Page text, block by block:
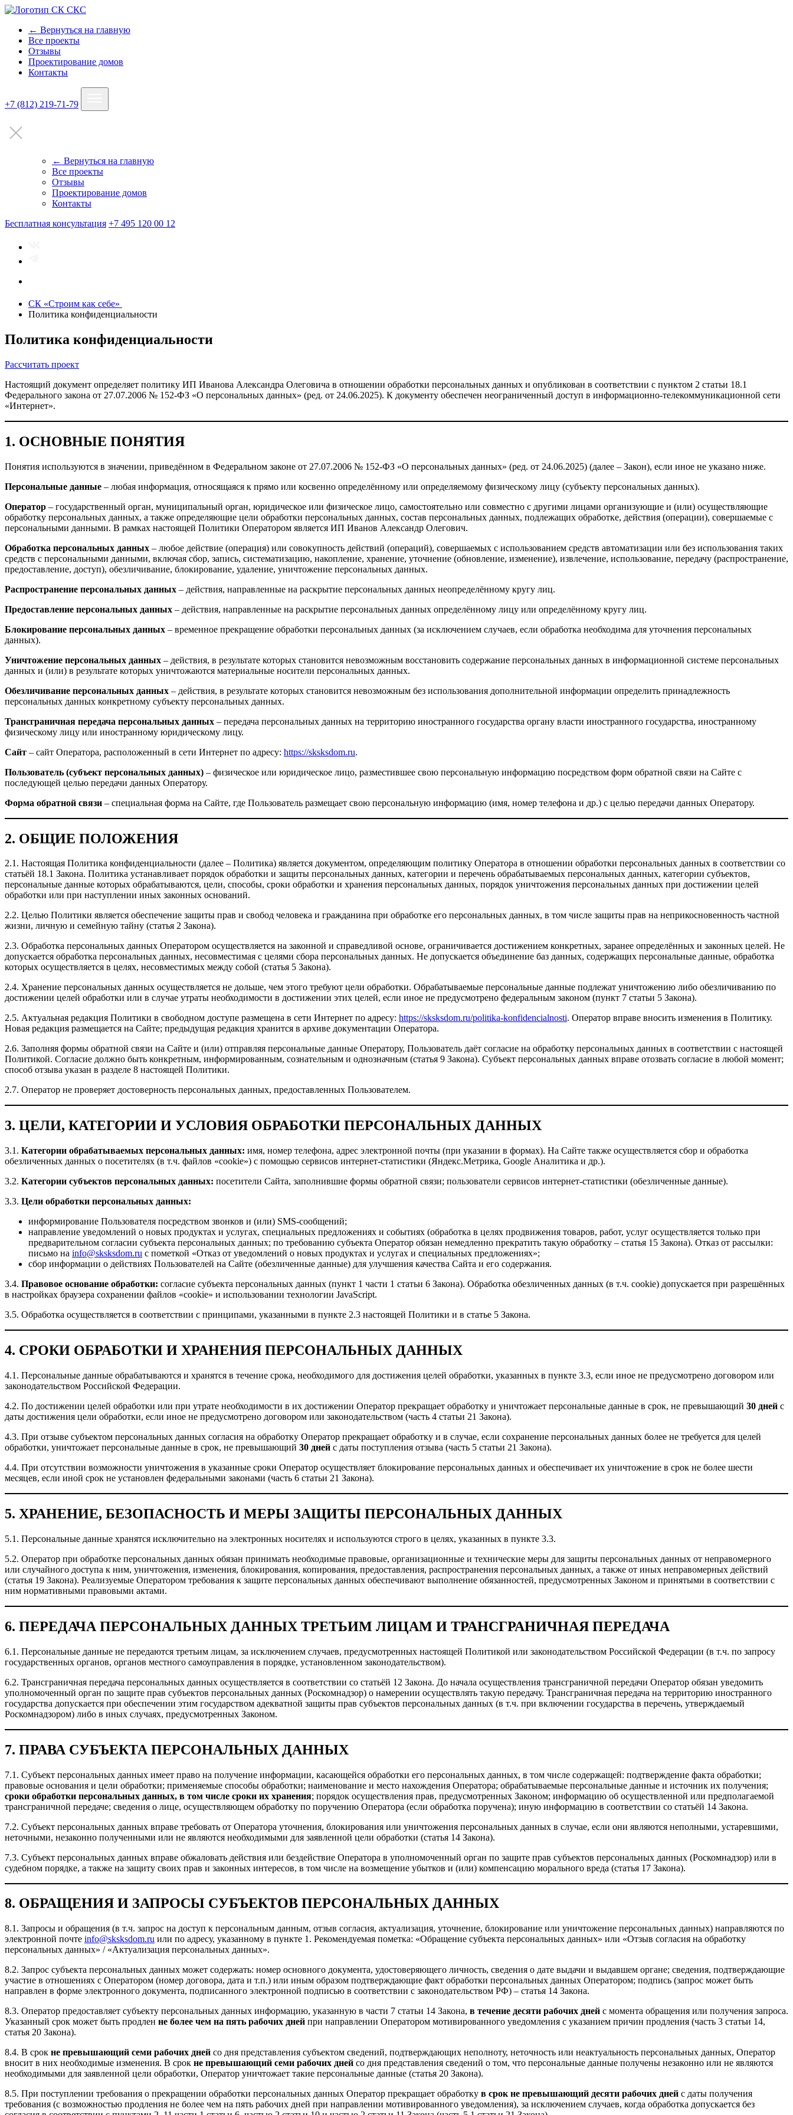
← Вернуться на главную
Все проекты
Отзывы
Проектирование домов
Контакты
+7 (812) 219-71-79
← Вернуться на главную
Все проекты
Отзывы
Проектирование домов
Контакты
Бесплатная консультация +7 495 120 00 12
СК «Строим как себе»
Политика конфиденциальности
Политика конфиденциальности
Рассчитать проект
Настоящий документ определяет политику ИП Иванова Александра Олеговича в отношении обработки персональных данных и опубликован в соответствии с пунктом 2 статьи 18.1
Федерального закона от 27.07.2006 № 152-ФЗ «О персональных данных» (ред. от 24.06.2025). К документу обеспечен неограниченный доступ в информационно-телекоммуникационной сети
«Интернет».
1. ОСНОВНЫЕ ПОНЯТИЯ
Понятия используются в значении, приведённом в Федеральном законе от 27.07.2006 № 152-ФЗ «О персональных данных» (ред. от 24.06.2025) (далее – Закон), если иное не указано ниже.
Персональные данные – любая информация, относящаяся к прямо или косвенно определённому или определяемому физическому лицу (субъекту персональных данных).
Оператор – государственный орган, муниципальный орган, юридическое или физическое лицо, самостоятельно или совместно с другими лицами организующие и (или) осуществляющие
обработку персональных данных, а также определяющие цели обработки персональных данных, состав персональных данных, подлежащих обработке, действия (операции), совершаемые с
персональными данными. В рамках настоящей Политики Оператором является ИП Иванов Александр Олегович.
Обработка персональных данных – любое действие (операция) или совокупность действий (операций), совершаемых с использованием средств автоматизации или без использования таких
средств с персональными данными, включая сбор, запись, систематизацию, накопление, хранение, уточнение (обновление, изменение), извлечение, использование, передачу (распространение,
предоставление, доступ), обезличивание, блокирование, удаление, уничтожение персональных данных.
Распространение персональных данных – действия, направленные на раскрытие персональных данных неопределённому кругу лиц.
Предоставление персональных данных – действия, направленные на раскрытие персональных данных определённому лицу или определённому кругу лиц.
Блокирование персональных данных – временное прекращение обработки персональных данных (за исключением случаев, если обработка необходима для уточнения персональных
данных).
Уничтожение персональных данных – действия, в результате которых становится невозможным восстановить содержание персональных данных в информационной системе персональных
данных и (или) в результате которых уничтожаются материальные носители персональных данных.
Обезличивание персональных данных – действия, в результате которых становится невозможным без использования дополнительной информации определить принадлежность
персональных данных конкретному субъекту персональных данных.
Трансграничная передача персональных данных – передача персональных данных на территорию иностранного государства органу власти иностранного государства, иностранному
физическому лицу или иностранному юридическому лицу.
Сайт – сайт Оператора, расположенный в сети Интернет по адресу: https://sksksdom.ru.
Пользователь (субъект персональных данных) – физическое или юридическое лицо, разместившее свою персональную информацию посредством форм обратной связи на Сайте с
последующей целью передачи данных Оператору.
Форма обратной связи – специальная форма на Сайте, где Пользователь размещает свою персональную информацию (имя, номер телефона и др.) с целью передачи данных Оператору.
2. ОБЩИЕ ПОЛОЖЕНИЯ
2.1. Настоящая Политика конфиденциальности (далее – Политика) является документом, определяющим политику Оператора в отношении обработки персональных данных в соответствии со
статьёй 18.1 Закона. Политика устанавливает порядок обработки и защиты персональных данных, категории и перечень обрабатываемых персональных данных, категории субъектов,
персональные данные которых обрабатываются, цели, способы, сроки обработки и хранения персональных данных, порядок уничтожения персональных данных при достижении целей
обработки или при наступлении иных законных оснований.
2.2. Целью Политики является обеспечение защиты прав и свобод человека и гражданина при обработке его персональных данных, в том числе защиты прав на неприкосновенность частной
жизни, личную и семейную тайну (статья 2 Закона).
2.3. Обработка персональных данных Оператором осуществляется на законной и справедливой основе, ограничивается достижением конкретных, заранее определённых и законных целей. Не
допускается обработка персональных данных, несовместимая с целями сбора персональных данных. Не допускается объединение баз данных, содержащих персональные данные, обработка
которых осуществляется в целях, несовместимых между собой (статья 5 Закона).
2.4. Хранение персональных данных осуществляется не дольше, чем этого требуют цели обработки. Обрабатываемые персональные данные подлежат уничтожению либо обезличиванию по
достижении целей обработки или в случае утраты необходимости в достижении этих целей, если иное не предусмотрено федеральным законом (пункт 7 статьи 5 Закона).
2.5. Актуальная редакция Политики в свободном доступе размещена в сети Интернет по адресу: https://sksksdom.ru/politika-konfidencialnosti. Оператор вправе вносить изменения в Политику.
Новая редакция размещается на Сайте; предыдущая редакция хранится в архиве документации Оператора.
2.6. Заполняя формы обратной связи на Сайте и (или) отправляя персональные данные Оператору, Пользователь даёт согласие на обработку персональных данных в соответствии с настоящей
Политикой. Согласие должно быть конкретным, информированным, сознательным и однозначным (статья 9 Закона). Субъект персональных данных вправе отозвать согласие в любой момент;
способ отзыва указан в разделе 8 настоящей Политики.
2.7. Оператор не проверяет достоверность персональных данных, предоставленных Пользователем.
3. ЦЕЛИ, КАТЕГОРИИ И УСЛОВИЯ ОБРАБОТКИ ПЕРСОНАЛЬНЫХ ДАННЫХ
3.1. Категории обрабатываемых персональных данных: имя, номер телефона, адрес электронной почты (при указании в формах). На Сайте также осуществляется сбор и обработка
обезличенных данных о посетителях (в т.ч. файлов «cookie») с помощью сервисов интернет-статистики (Яндекс.Метрика, Google Аналитика и др.).
3.2. Категории субъектов персональных данных: посетители Сайта, заполнившие формы обратной связи; пользователи сервисов интернет-статистики (обезличенные данные).
3.3. Цели обработки персональных данных:
информирование Пользователя посредством звонков и (или) SMS-сообщений;
направление уведомлений о новых продуктах и услугах, специальных предложениях и событиях (обработка в целях продвижения товаров, работ, услуг осуществляется только при
предварительном согласии субъекта персональных данных; по требованию субъекта Оператор обязан немедленно прекратить такую обработку – статья 15 Закона). Отказ от рассылки:
письмо на info@sksksdom.ru с пометкой «Отказ от уведомлений о новых продуктах и услугах и специальных предложениях»;
сбор информации о действиях Пользователей на Сайте (обезличенные данные) для улучшения качества Сайта и его содержания.
3.4. Правовое основание обработки: согласие субъекта персональных данных (пункт 1 части 1 статьи 6 Закона). Обработка обезличенных данных (в т.ч. cookie) допускается при разрешённых
в настройках браузера сохранении файлов «cookie» и использовании технологии JavaScript.
3.5. Обработка осуществляется в соответствии с принципами, указанными в пункте 2.3 настоящей Политики и в статье 5 Закона.
4. СРОКИ ОБРАБОТКИ И ХРАНЕНИЯ ПЕРСОНАЛЬНЫХ ДАННЫХ
4.1. Персональные данные обрабатываются и хранятся в течение срока, необходимого для достижения целей обработки, указанных в пункте 3.3, если иное не предусмотрено договором или
законодательством Российской Федерации.
4.2. По достижении целей обработки или при утрате необходимости в их достижении Оператор прекращает обработку и уничтожает персональные данные в срок, не превышающий 30 дней с
даты достижения цели обработки, если иное не предусмотрено договором или законодательством (часть 4 статьи 21 Закона).
4.3. При отзыве субъектом персональных данных согласия на обработку Оператор прекращает обработку и в случае, если сохранение персональных данных более не требуется для целей
обработки, уничтожает персональные данные в срок, не превышающий 30 дней с даты поступления отзыва (часть 5 статьи 21 Закона).
4.4. При отсутствии возможности уничтожения в указанные сроки Оператор осуществляет блокирование персональных данных и обеспечивает их уничтожение в срок не более шести
месяцев, если иной срок не установлен федеральными законами (часть 6 статьи 21 Закона).
5. ХРАНЕНИЕ, БЕЗОПАСНОСТЬ И МЕРЫ ЗАЩИТЫ ПЕРСОНАЛЬНЫХ ДАННЫХ
5.1. Персональные данные хранятся исключительно на электронных носителях и используются строго в целях, указанных в пункте 3.3.
5.2. Оператор при обработке персональных данных обязан принимать необходимые правовые, организационные и технические меры для защиты персональных данных от неправомерного
или случайного доступа к ним, уничтожения, изменения, блокирования, копирования, предоставления, распространения персональных данных, а также от иных неправомерных действий
(статья 19 Закона). Реализуемые Оператором требования к защите персональных данных обеспечивают выполнение обязанностей, предусмотренных Законом и принятыми в соответствии с
ним нормативными правовыми актами.
6. ПЕРЕДАЧА ПЕРСОНАЛЬНЫХ ДАННЫХ ТРЕТЬИМ ЛИЦАМ И ТРАНСГРАНИЧНАЯ ПЕРЕДАЧА
6.1. Персональные данные не передаются третьим лицам, за исключением случаев, предусмотренных настоящей Политикой или законодательством Российской Федерации (в т.ч. по запросу
государственных органов, органов местного самоуправления в порядке, установленном законодательством).
6.2. Трансграничная передача персональных данных осуществляется в соответствии со статьёй 12 Закона. До начала осуществления трансграничной передачи Оператор обязан уведомить
уполномоченный орган по защите прав субъектов персональных данных (Роскомнадзор) о намерении осуществлять такую передачу. Трансграничная передача на территорию иностранного
государства допускается при обеспечении этим государством адекватной защиты прав субъектов персональных данных (в т.ч. при включении государства в перечень, утверждаемый
Роскомнадзором) либо в иных случаях, предусмотренных Законом.
7. ПРАВА СУБЪЕКТА ПЕРСОНАЛЬНЫХ ДАННЫХ
7.1. Субъект персональных данных имеет право на получение информации, касающейся обработки его персональных данных, в том числе содержащей: подтверждение факта обработки;
правовые основания и цели обработки; применяемые способы обработки; наименование и место нахождения Оператора; обрабатываемые персональные данные и источник их получения;
сроки обработки персональных данных, в том числе сроки их хранения; порядок осуществления прав, предусмотренных Законом; информацию об осуществленной или предполагаемой
трансграничной передаче; сведения о лице, осуществляющем обработку по поручению Оператора (если обработка поручена); иную информацию в соответствии со статьёй 14 Закона.
7.2. Субъект персональных данных вправе требовать от Оператора уточнения, блокирования или уничтожения персональных данных в случае, если они являются неполными, устаревшими,
неточными, незаконно полученными или не являются необходимыми для заявленной цели обработки (статья 14 Закона).
7.3. Субъект персональных данных вправе обжаловать действия или бездействие Оператора в уполномоченный орган по защите прав субъектов персональных данных (Роскомнадзор) или в
судебном порядке, а также на защиту своих прав и законных интересов, в том числе на возмещение убытков и (или) компенсацию морального вреда (статья 17 Закона).
8. ОБРАЩЕНИЯ И ЗАПРОСЫ СУБЪЕКТОВ ПЕРСОНАЛЬНЫХ ДАННЫХ
8.1. Запросы и обращения (в т.ч. запрос на доступ к персональным данным, отзыв согласия, актуализация, уточнение, блокирование или уничтожение персональных данных) направляются по
электронной почте info@sksksdom.ru или по адресу, указанному в пункте 1. Рекомендуемая пометка: «Обращение субъекта персональных данных» или «Отзыв согласия на обработку
персональных данных» / «Актуализация персональных данных».
8.2. Запрос субъекта персональных данных может содержать: номер основного документа, удостоверяющего личность, сведения о дате выдачи и выдавшем органе; сведения, подтверждающие
участие в отношениях с Оператором (номер договора, дата и т.п.) или иным образом подтверждающие факт обработки персональных данных Оператором; подпись (запрос может быть
направлен в форме электронного документа, подписанного электронной подписью в соответствии с законодательством РФ) – статья 14 Закона.
8.3. Оператор предоставляет субъекту персональных данных информацию, указанную в части 7 статьи 14 Закона, в течение десяти рабочих дней с момента обращения или получения запроса.
Указанный срок может быть продлен не более чем на пять рабочих дней при направлении Оператором мотивированного уведомления с указанием причин продления (часть 3 статьи 14,
статья 20 Закона).
8.4. В срок не превышающий семи рабочих дней со дня представления субъектом сведений, подтверждающих неполноту, неточность или неактуальность персональных данных, Оператор
вносит в них необходимые изменения. В срок не превышающий семи рабочих дней со дня представления сведений о том, что персональные данные получены незаконно или не являются
необходимыми для заявленной цели обработки, Оператор уничтожает такие персональные данные (статья 20 Закона).
8.5. При поступлении требования о прекращении обработки персональных данных Оператор прекращает обработку в срок не превышающий десяти рабочих дней с даты получения
требования (с возможностью продления не более чем на пять рабочих дней при направлении мотивированного уведомления), за исключением случаев, когда обработка допускается без